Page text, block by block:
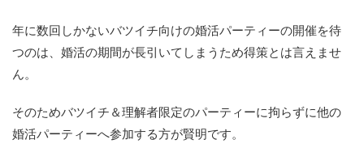
年に数回しかないバツイチ向けの婚活パーティーの開催を待
つのは、婚活の期間が長引いてしまうため得策とは言えませ
ん。
そのためバツイチ＆理解者限定のパーティーに拘らずに他の
婚活パーティーへ参加する方が賢明です。